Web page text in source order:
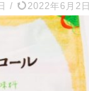
/ 2022年6月2日